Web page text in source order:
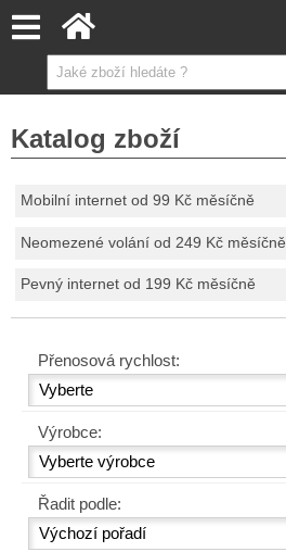
Katalog zboží
Mobilní internet od 99 Kč měsíčně
Neomezené volání od 249 Kč měsíčně
Pevný internet od 199 Kč měsíčně
Přenosová rychlost:
Výrobce:
Řadit podle: